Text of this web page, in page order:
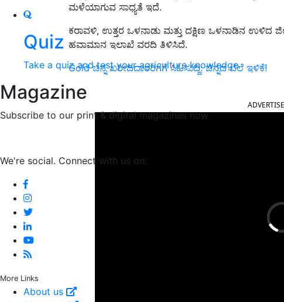
Quiz
Take a quiz and test your agriculture knowledge
Magazine
Subscribe to our print & digital magazines now
We're social. Connect with us on:
More Links
About us
ಮಳೆಯಾಗುವ ಸಾಧ್ಯತೆ ಇದೆ.
ಕರಾವಳಿ, ಉತ್ತರ ಒಳನಾಡು ಮತ್ತು ದಕ್ಷಿಣ ಒಳನಾಡಿನ ಉಳಿದ
ಹವಾಮಾನ ಇಲಾಖೆ ವರದಿ ತಿಳಿಸಿದೆ.
Gold ಚಿನ್ನ ಖರೀದಿದಾರರಿಗಗೆ ಸಿಹಿಸುದ್ದಿ: ಚಿನ್ನದ ಬೆಲೆ ಇಳಿಕೆ!